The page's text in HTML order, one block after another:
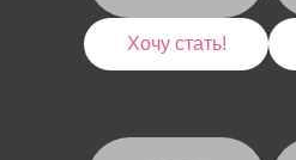
Хочу стать!